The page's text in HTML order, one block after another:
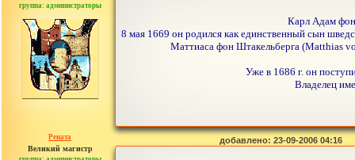
группа: администраторы
сообщений: 30442
Карл Адам фон
8 мая 1669 он родился как единственный сын
Маттиаса фон Штакельберга (Matthias
Уже в 1686 г. он
Владелец
Рената
Великий магистр
добавлено: 23-09-2006 04:16